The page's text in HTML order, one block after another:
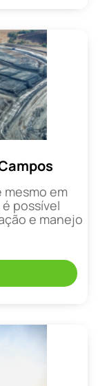
mesmo em
possível
e manejo